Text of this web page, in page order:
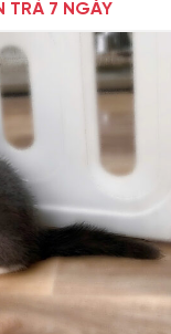
TRẢ 7 NGÀY